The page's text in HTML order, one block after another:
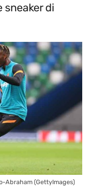
sneaker di
Abraham (GettyImages)